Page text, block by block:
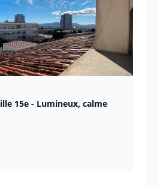
15e - Lumineux, calme